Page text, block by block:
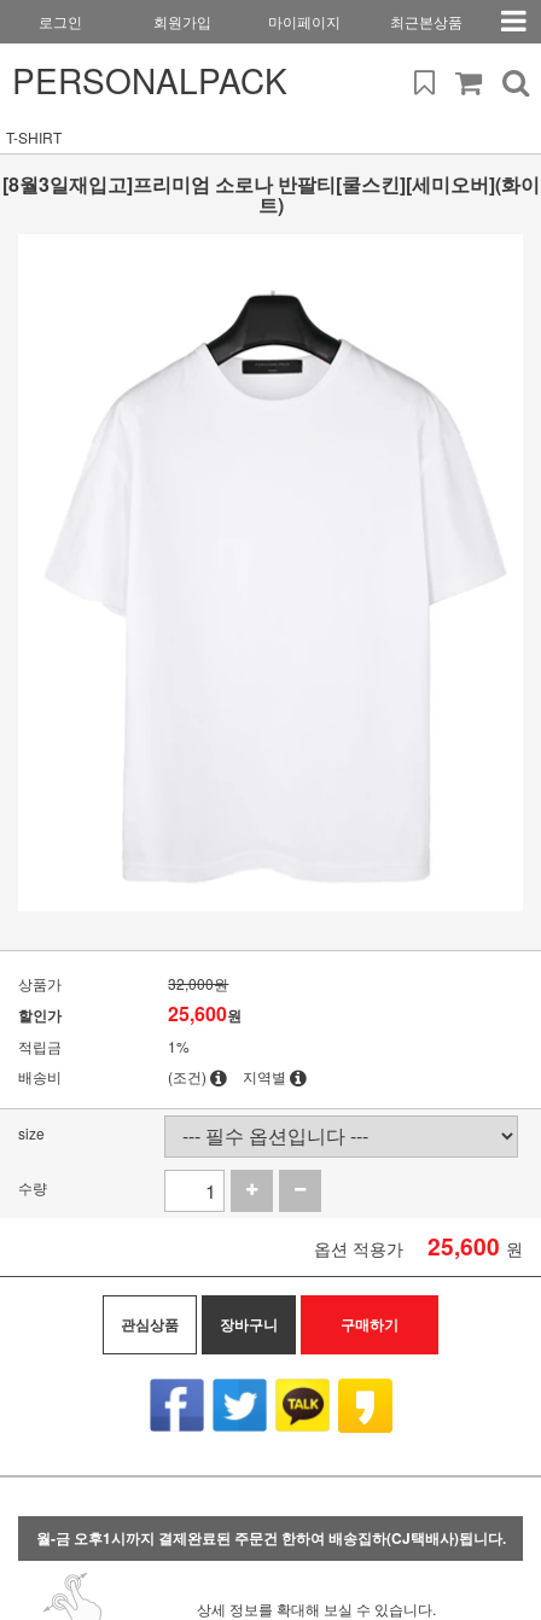
로그인 회원가입 마이페이지 최근본상품
PERSONALPACK
T-SHIRT
[8월3일재입고]프리미엄 소로나 반팔티[쿨스킨][세미오버](화이
트)
상품가 32,000원
할인가 25,600원
적립금
1%
배송비
(조건) 지역별
size
수량
옵션 적용가 25,600 원
관심상품 장바구니 구매하기
월-금 오후1시까지 결제완료된 주문건 한하여 배송집하(CJ택배사)됩니다.
상세 정보를 확대해 보실 수 있습니다.